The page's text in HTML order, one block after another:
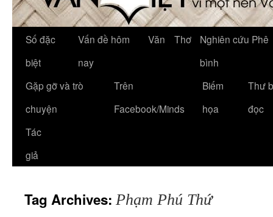
Số đặc
biệt
Vấn đề hôm
nay
Văn Thơ
Nghiên cứu Phê
bình
Gặp gỡ và trò
chuyện
Trên
Facebook/Minds
Biếm
họa
Thư
đọc
Tác
giả
Tag Archives: Phạm Phú Thứ